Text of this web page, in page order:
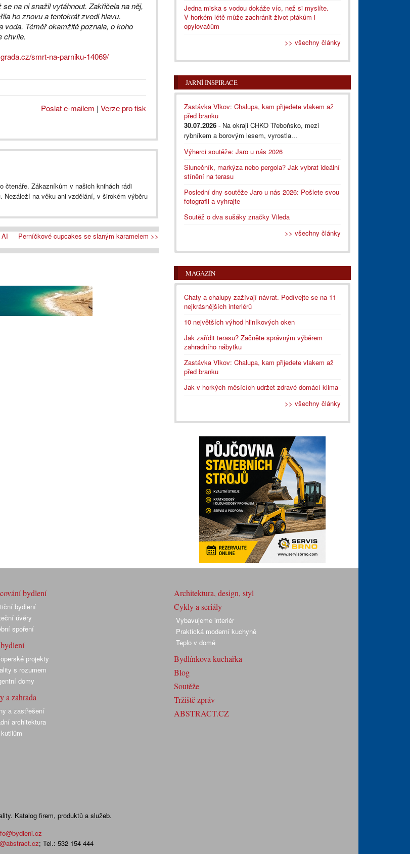
na ni snažil vytáhnout. Zakřičela na něj,
ho znovu a tentokrát zvedl hlavu.
Téměř okamžitě poznala, o koho
chvíle.
smrt-na-parniku-14069/
Poslat e-mailem | Verze pro tisk
čtenáře. Zákazníkům v našich knihách rádi
na věku ani vzdělání, v širokém výběru
Perníčkové cupcakes se slaným karamelem >>
Jedna miska s vodou dokáže víc, než si myslíte.
V horkém létě může zachránit život ptákům i
opylovačům
>> všechny články
JARNÍ INSPIRACE
Zastávka Vlkov: Chalupa, kam přijedete vlakem až
před branku
30.07.2026 - Na okraji CHKO Třeboňsko, mezi
rybníkem a borovým lesem, vyrostla...
Výherci soutěže: Jaro u nás 2026
Slunečník, markýza nebo pergola? Jak vybrat ideální
stínění na terasu
Poslední dny soutěže Jaro u nás 2026: Pošlete svou
fotografii a vyhrajte
Soutěž o dva sušáky značky Vileda
>> všechny články
MAGAZÍN
Chaty a chalupy zažívají návrat. Podívejte se na 11
nejkrásnějších interiérů
10 největších výhod hliníkových oken
Jak zařídit terasu? Začněte správným výběrem
zahradního nábytku
Zastávka Vlkov: Chalupa, kam přijedete vlakem až
před branku
Jak v horkých měsících udržet zdravé domácí klima
>> všechny články
bydlení
bydlení
úvěry
spoření
projekty
s rozumem
domy
a zahrada
a zastřešení
architektura
Architektura, design, styl
Cykly a seriály
Vybavujeme interiér
Praktická moderní kuchyně
Teplo v domě
Bydlínkova kuchařka
Blog
Soutěže
Tržiště zpráv
ABSTRACT.CZ
Katalog firem, produktů a služeb.
; Tel.: 532 154 444